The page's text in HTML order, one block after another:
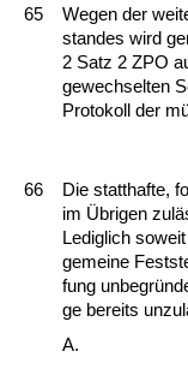
65
We­gen der
stan­des wird
2 Satz 2 ZPO
ge­wech­sel­ten
Pro­to­koll der
66
Die statt­haf­te,
im Übri­gen
Le­dig­lich
ge­mei­ne
fung
ge be­reits
A.